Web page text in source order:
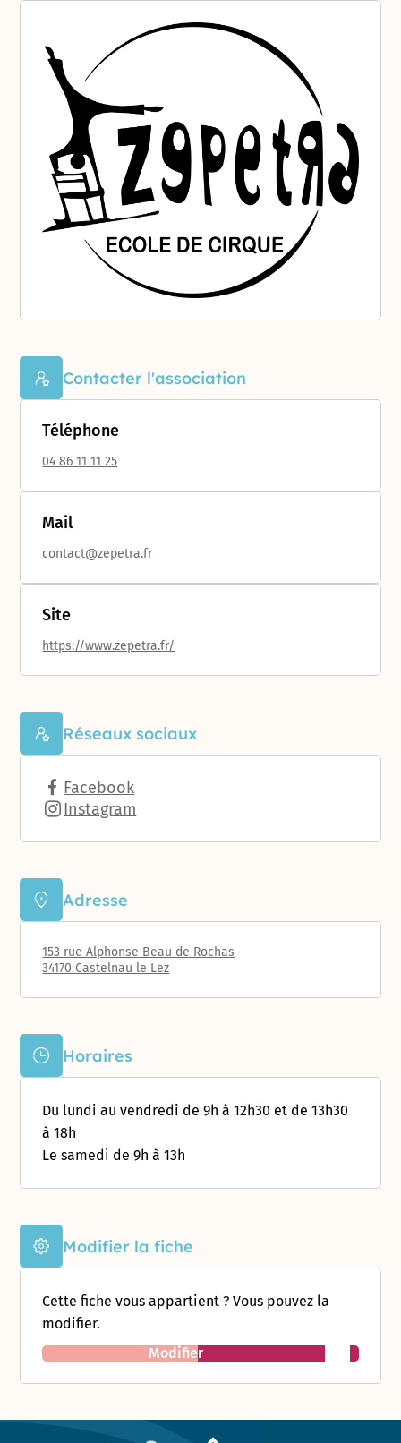
Contacter l'association
Téléphone
04 86 11 11 25
Mail
contact@zepetra.fr
Site
https://www.zepetra.fr/
Réseaux sociaux
Facebook
Instagram
Adresse
153 rue Alphonse Beau de Rochas
34170 Castelnau le Lez
Horaires
Du lundi au vendredi de 9h à 12h30 et de 13h30
à 18h
Le samedi de 9h à 13h
Modifier la fiche
Cette fiche vous appartient ? Vous pouvez la
modifier.
Modifier